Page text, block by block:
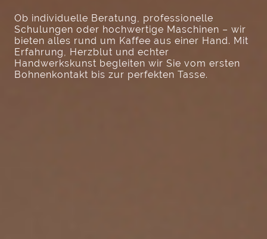
Ob individuelle Beratung, professionelle
Schulungen oder hochwertige Maschinen – wir
bieten alles rund um Kaffee aus einer Hand. Mit
Erfahrung, Herzblut und echter
Handwerkskunst begleiten wir Sie vom ersten
Bohnenkontakt bis zur perfekten Tasse.